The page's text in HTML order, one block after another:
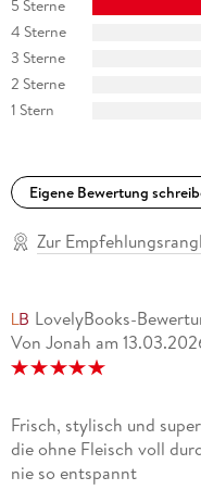
5 Sterne
4 Sterne
3 Sterne
2 Sterne
1 Stern
Eigene Bewertung
Zur
LovelyBooks-
Von Jonah am
Frisch, stylisch und
die ohne Fleisch voll
nie so entspannt